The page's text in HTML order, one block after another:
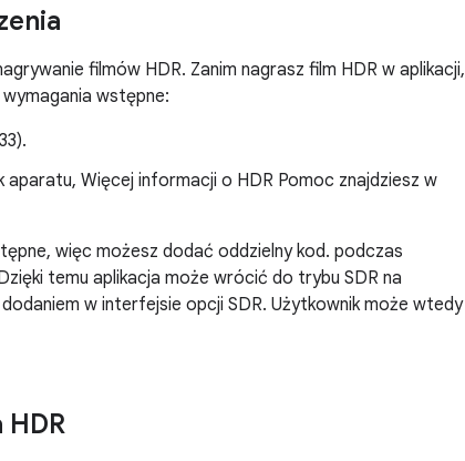
filmów HDR. Zanim nagrasz film HDR w aplikacji,
wstępne:
Więcej informacji o HDR Pomoc znajdziesz w
więc możesz dodać oddzielny kod. podczas
temu aplikacja może wrócić do trybu SDR na
w interfejsie opcji SDR. Użytkownik może wtedy